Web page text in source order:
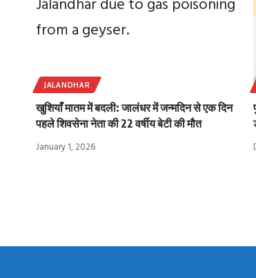
JALANDHAR
खुशियाँ मातम में बदली: जालंधर में जन्मदिन से एक दिन
पहले शिवसेना नेता की 22 वर्षीय बेटी की मौत
January 1, 2026